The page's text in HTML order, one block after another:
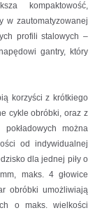
kompaktowość,
w zautomatyzowanej
profili stalowych –
gantry, który
korzyści z krótkiego
cykle obróbki, oraz z
można
od indywidualnej
dla jednej piły o
maks. 4 głowice
obróbki umożliwiają
o maks. wielkości